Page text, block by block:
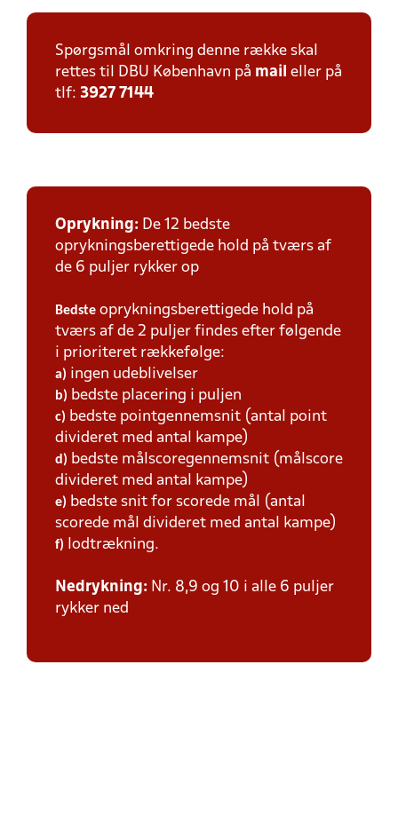
Spørgsmål omkring denne række skal
rettes til DBU København på mail eller på
tlf: 3927 7144
Oprykning: De 12 bedste
oprykningsberettigede hold på tværs af
de 6 puljer rykker op
Bedste oprykningsberettigede hold på
tværs af de 2 puljer findes efter følgende
i prioriteret rækkefølge:
a) ingen udeblivelser
b) bedste placering i puljen
c) bedste pointgennemsnit (antal point
divideret med antal kampe)
d) bedste målscoregennemsnit (målscore
divideret med antal kampe)
e) bedste snit for scorede mål (antal
scorede mål divideret med antal kampe)
f) lodtrækning.
Nedrykning: Nr. 8,9 og 10 i alle 6 puljer
rykker ned